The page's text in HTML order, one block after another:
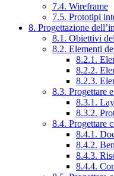
7.4. Wireframe
7.5. Prototipi
8. Progettazione
8.1. Obiettivi
8.2. Elementi
8.2.1.
8.2.2.
8.2.3.
8.3. Progettare
8.3.1.
8.3.2.
8.4. Progettare
8.4.1.
8.4.2.
8.4.3.
8.4.4.